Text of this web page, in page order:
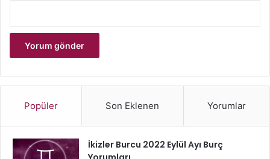
Popüler Son Eklenen Yorumlar
İkizler Burcu 2022 Eylül Ayı Burç